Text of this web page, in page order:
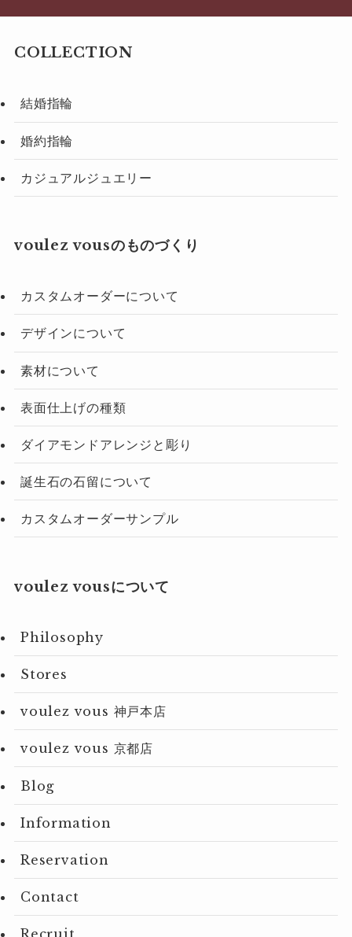
COLLECTION
結婚指輪
婚約指輪
カジュアルジュエリー
voulez vousのものづくり
カスタムオーダーについて
デザインについて
素材について
表面仕上げの種類
ダイアモンドアレンジと彫り
誕生石の石留について
カスタムオーダーサンプル
voulez vousについて
Philosophy
Stores
voulez vous 神戸本店
voulez vous 京都店
Blog
Information
Reservation
Contact